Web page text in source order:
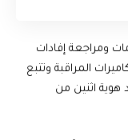
ومراجعة إفادات
المراقبة وتتبع
هوية اثنين من